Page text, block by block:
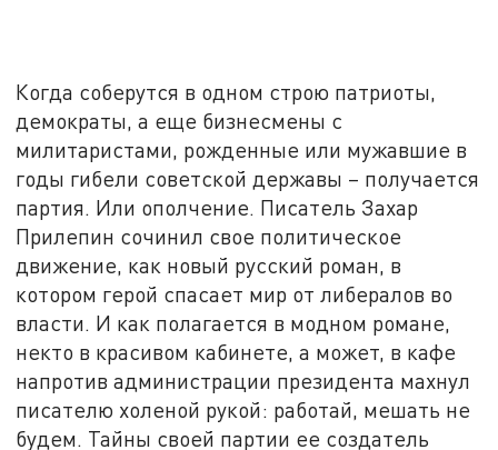
Когда соберутся в одном строю патриоты,
демократы, а еще бизнесмены с
милитаристами, рожденные или мужавшие в
годы гибели советской державы – получается
партия. Или ополчение. Писатель Захар
Прилепин сочинил свое политическое
движение, как новый русский роман, в
котором герой спасает мир от либералов во
власти. И как полагается в модном романе,
некто в красивом кабинете, а может, в кафе
напротив администрации президента махнул
писателю холеной рукой: работай, мешать не
будем. Тайны своей партии ее создатель